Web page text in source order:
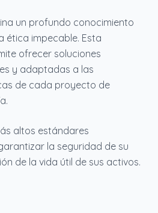
un profundo conocimiento
ética impecable. Esta
ofrecer soluciones
y adaptadas a las
de cada proyecto de
altos estándares
la seguridad de su
de la vida útil de sus activos.